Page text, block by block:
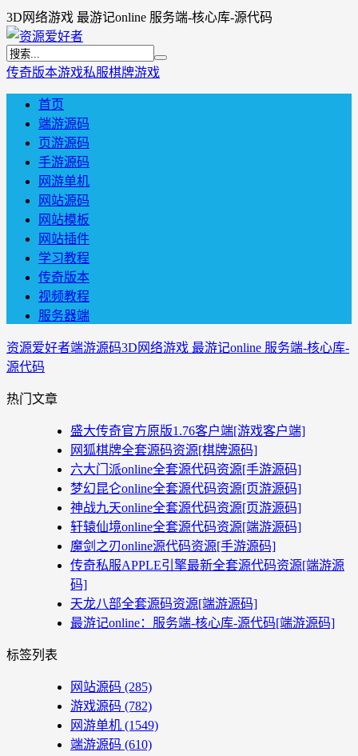
3D网络游戏 最游记online 服务端-核心库-源代码
传奇版本游戏私服棋牌游戏
首页
端游源码
页游源码
手游源码
网游单机
网站源码
网站模板
网站插件
学习教程
传奇版本
视频教程
服务器端
资源爱好者端游源码3D网络游戏 最游记online 服务端-核心库-
源代码
热门文章
盛大传奇官方原版1.76客户端[游戏客户端]
网狐棋牌全套源码资源[棋牌源码]
六大门派online全套源代码资源[手游源码]
梦幻昆仑online全套源代码资源[页游源码]
神战九天online全套源代码资源[页游源码]
轩辕仙境online全套源代码资源[端游源码]
魔剑之刃online源代码资源[手游源码]
传奇私服APPLE引擎最新全套源代码资源[端游源
码]
天龙八部全套源码资源[端游源码]
最游记online：服务端-核心库-源代码[端游源码]
标签列表
网站源码 (285)
游戏源码 (782)
网游单机 (1549)
端游源码 (610)